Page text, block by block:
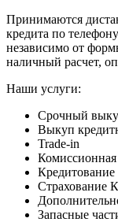
Принимаются
кредита по
независимо от
наличный расчет,
Наши услуги:
Срочный
Выкуп
Trade-in
Кредитование
Запасные